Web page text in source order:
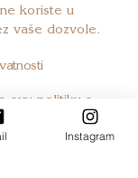
koriste u
vaše dozvole.
ovu politiku s
Sve
na sajtu saInstagram